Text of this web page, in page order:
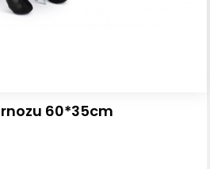
60*35cm